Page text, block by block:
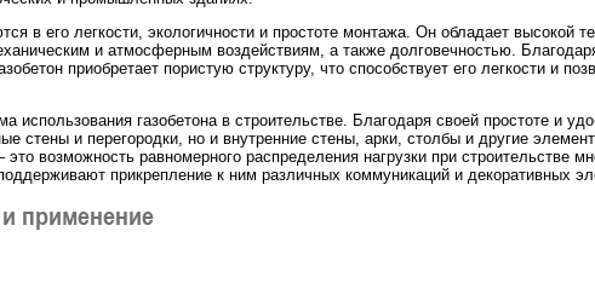
в его легкости, экологичности и простоте монтажа. Он обладает высокой
и атмосферным воздействиям, а также долговечностью.
приобретает пористую структуру, что способствует его легкости и
использования газобетона в строительстве. Благодаря своей простоте и
стены и перегородки, но и внутренние стены, арки, столбы и другие
это возможность равномерного распределения нагрузки при строительстве
прикрепление к ним различных коммуникаций и декоративных
применение